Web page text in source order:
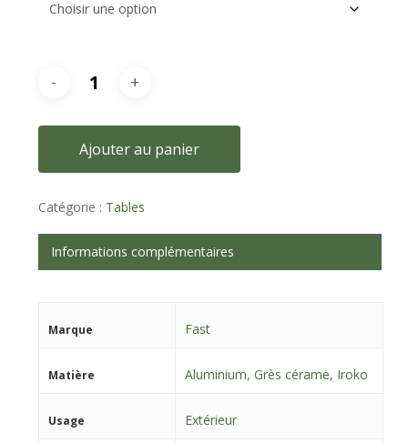
Ajouter au panier
Catégorie : Tables
Informations complémentaires
Marque Fast
Matière Aluminium, Grès cérame, Iroko
Usage Extérieur